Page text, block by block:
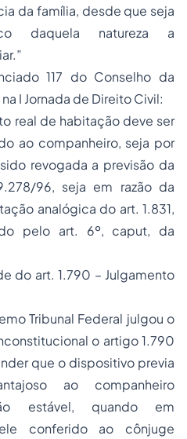
da família, desde que seja
daquela natureza a
117 do Conselho da
I Jornada de Direito Civil:
real de habitação deve ser
ao companheiro, seja por
revogada a previsão da
96, seja em razão da
analógica do art. 1.831,
pelo art. 6º, caput, da
art. 1.790 – Julgamento
Tribunal Federal julgou o
o artigo 1.790
que o dispositivo previa
ao companheiro
estável, quando em
conferido ao cônjuge